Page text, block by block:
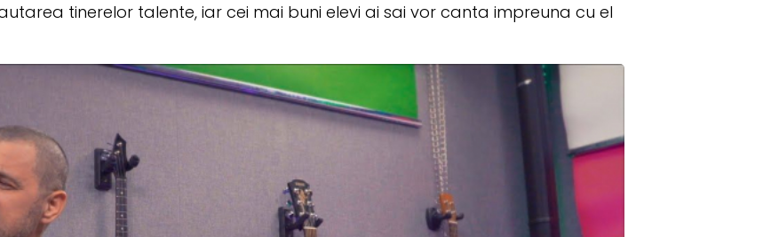
tinerelor talente, iar cei mai buni elevi ai sai vor canta impreuna cu el